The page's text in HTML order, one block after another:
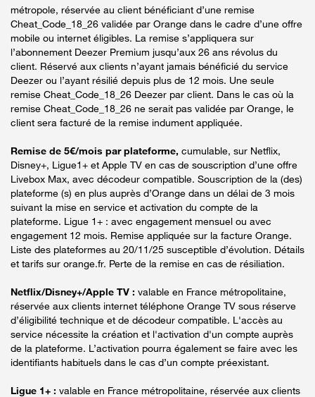
métropole, réservée au client bénéficiant d’une remise
Cheat_Code_18_26 validée par Orange dans le cadre d’une offre
mobile ou internet éligibles. La remise s’appliquera sur
l’abonnement Deezer Premium jusqu’aux 26 ans révolus du
client. Réservé aux clients n’ayant jamais bénéficié du service
Deezer ou l’ayant résilié depuis plus de 12 mois. Une seule
remise Cheat_Code_18_26 Deezer par client. Dans le cas où la
remise Cheat_Code_18_26 ne serait pas validée par Orange, le
client sera facturé de la remise indument appliquée.
Remise de 5€/mois par plateforme, cumulable, sur Netflix,
Disney+, Ligue1+ et Apple TV en cas de souscription d’une offre
Livebox Max, avec décodeur compatible. Souscription de la (des)
plateforme (s) en plus auprès d’Orange dans un délai de 3 mois
suivant la mise en service et activation du compte de la
plateforme. Ligue 1+ : avec engagement mensuel ou avec
engagement 12 mois. Remise appliquée sur la facture Orange.
Liste des plateformes au 20/11/25 susceptible d’évolution. Détails
et tarifs sur orange.fr. Perte de la remise en cas de résiliation.
Netflix/Disney+/Apple TV : valable en France métropolitaine,
réservée aux clients internet téléphone Orange TV sous réserve
d’éligibilité technique et de décodeur compatible. L'accès au
service nécessite la création et l'activation d'un compte auprès
de la plateforme. L’activation pourra également se faire avec les
identifiants habituels dans le cas d’un compte préexistant.
Ligue 1+ : valable en France métropolitaine, réservée aux clients